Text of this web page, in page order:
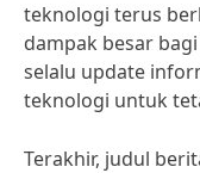
teknologi terus
dampak besar
selalu update
teknologi untuk
Terakhir, judul